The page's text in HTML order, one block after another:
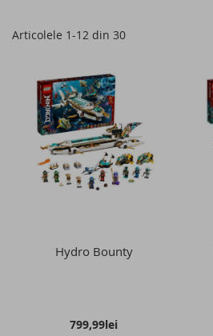
Articolele 1-12 din 30
Hydro Bounty
799,99lei